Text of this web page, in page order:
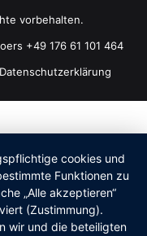
vorbehalten.
+49 176 61 101 464
Datenschutzerklärung
cookies und
Funktionen zu
„Alle akzeptieren“
(Zustimmung).
wir und die beteiligten